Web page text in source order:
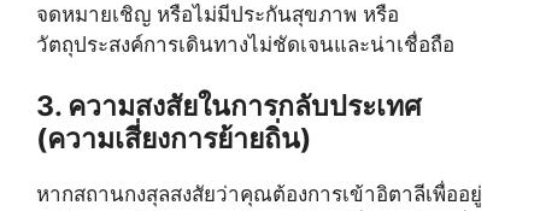
จดหมายเชิญ หรือไม่มีประกันสุขภาพ หรือ
วัตถุประสงค์การเดินทางไม่ชัดเจนและน่าเชื่อถือ
3. ความสงสัยในการกลับประเทศ
(ความเสี่ยงการย้ายถิ่น)
หากสถานกงสุลสงสัยว่าคุณต้องการเข้าอิตาลีเพื่ออยู่